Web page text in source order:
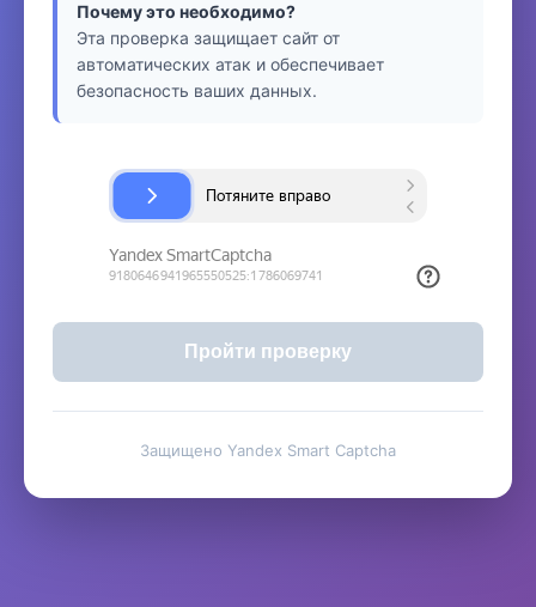
Почему это необходимо?
Эта проверка защищает сайт от
автоматических атак и обеспечивает
безопасность ваших данных.
Пройти проверку
Защищено Yandex Smart Captcha